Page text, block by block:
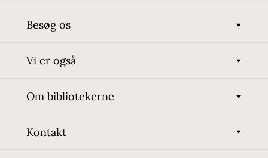
Besøg os
Vi er også
Om bibliotekerne
Kontakt